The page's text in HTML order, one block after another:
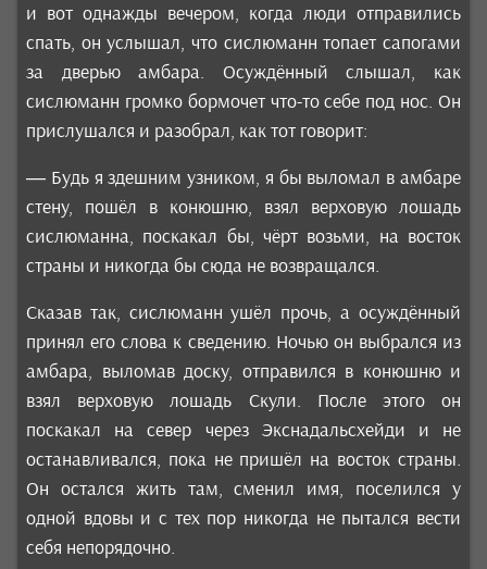
и вот однажды вечером, когда люди отправились
спать, он услышал, что сислюманн топает сапогами
за дверью амбара. Осуждённый слышал, как
сислюманн громко бормочет что-то себе под нос. Он
прислушался и разобрал, как тот говорит:
— Будь я здешним узником, я бы выломал в амбаре
стену, пошёл в конюшню, взял верховую лошадь
сислюманна, поскакал бы, чёрт возьми, на восток
страны и никогда бы сюда не возвращался.
Сказав так, сислюманн ушёл прочь, а осуждённый
принял его слова к сведению. Ночью он выбрался из
амбара, выломав доску, отправился в конюшню и
взял верховую лошадь Скули. После этого он
поскакал на север через Экснадальсхейди и не
останавливался, пока не пришёл на восток страны.
Он остался жить там, сменил имя, поселился у
одной вдовы и с тех пор никогда не пытался вести
себя непорядочно.